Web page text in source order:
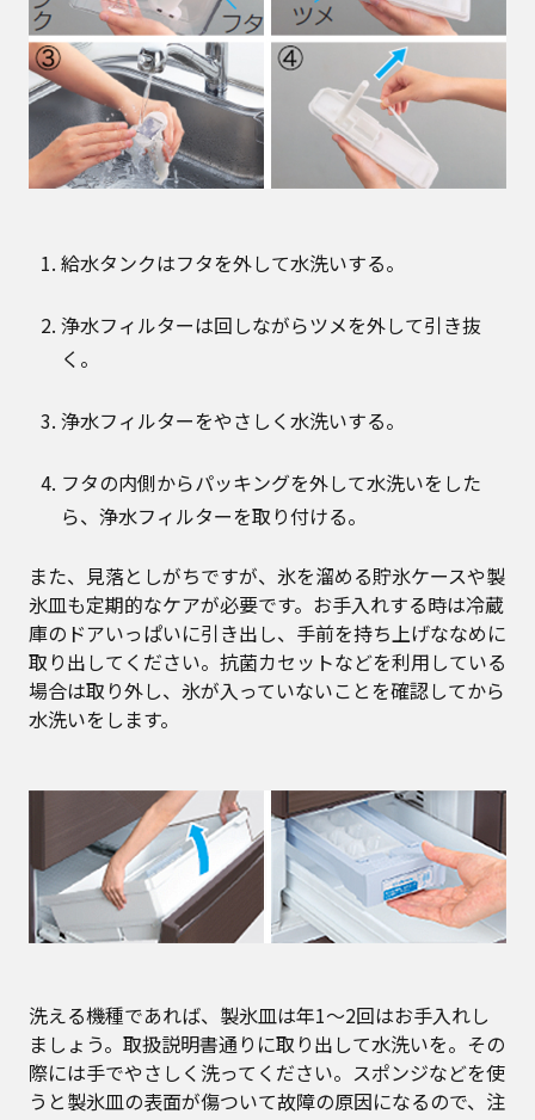
給水タンクはフタを外して水洗いする。
浄水フィルターは回しながらツメを外して引き抜
く。
浄水フィルターをやさしく水洗いする。
フタの内側からパッキングを外して水洗いをした
ら、浄水フィルターを取り付ける。
また、見落としがちですが、氷を溜める貯氷ケースや製
氷皿も定期的なケアが必要です。お手入れする時は冷蔵
庫のドアいっぱいに引き出し、手前を持ち上げななめに
取り出してください。抗菌カセットなどを利用している
場合は取り外し、氷が入っていないことを確認してから
水洗いをします。
洗える機種であれば、製氷皿は年1～2回はお手入れし
ましょう。取扱説明書通りに取り出して水洗いを。その
際には手でやさしく洗ってください。スポンジなどを使
うと製氷皿の表面が傷ついて故障の原因になるので、注